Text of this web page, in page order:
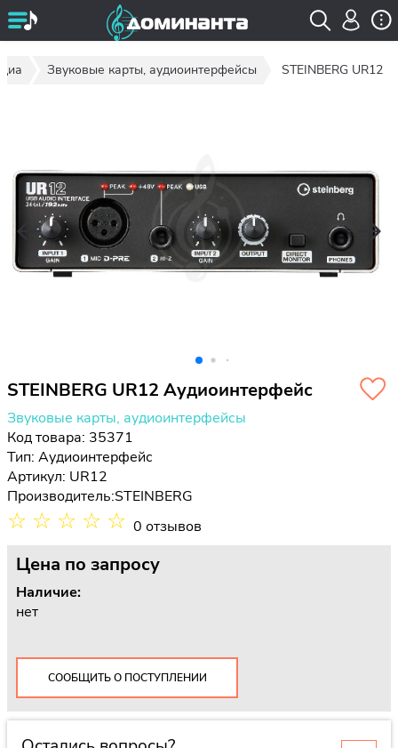
Звуковые карты, аудиоинтерфейсы STEINBERG UR12
STEINBERG UR12 Аудиоинтерфейс
Звуковые карты, аудиоинтерфейсы
Код товара: 35371
Тип: Аудиоинтерфейс
Артикул: UR12
Производитель:STEINBERG
☆ ☆ ☆ ☆ ☆ 0 отзывов
Цена по запросу
Наличие:
нет
СООБЩИТЬ О ПОСТУПЛЕНИИ